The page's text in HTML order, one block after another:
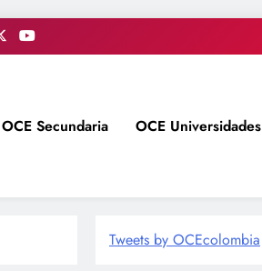
OCE Secundaria OCE Universidades
Tweets by OCEcolombia